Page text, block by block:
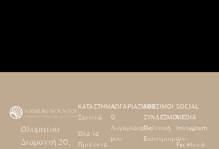
Ολυμπίου
Διαμαντή 20,
ΚΑΤΑΣΤΗΜΑ
Σχετικά
Όλα τα
Προϊόντα
ΛΟΓΑΡΙΑΣΜΟΣ
Ο
Λογαριασμός
μου
ΧΡΗΣΙΜΟΙ
ΣΥΝΔΕΣΜΟΙ
Πολιτική
Επιστροφών
SOCIAL
MEDIA
Instagram
Facebook